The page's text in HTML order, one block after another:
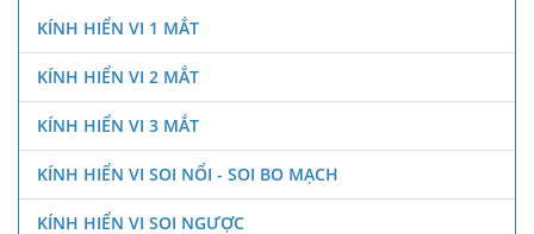
KÍNH HIỂN VI 1 MẮT
KÍNH HIỂN VI 2 MẮT
KÍNH HIỂN VI 3 MẮT
KÍNH HIỂN VI SOI NỔI - SOI BO MẠCH
KÍNH HIỂN VI SOI NGƯỢC